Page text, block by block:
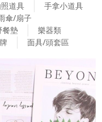
道具
手拿小道具
傘/扇子
餐墊
樂器類
面具/頭套區